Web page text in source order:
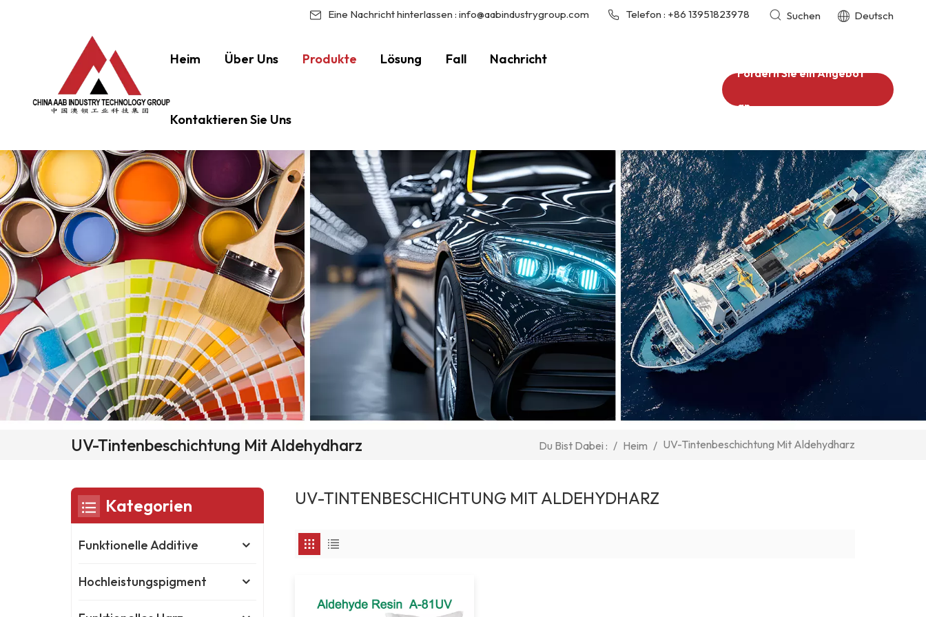
Eine Nachricht hinterlassen : info@aabindustrygroup.com Telefon : +86 13951823978 Suchen Deutsch
Heim Über Uns Produkte Lösung Fall Nachricht
Kontaktieren Sie Uns
Fordern Sie ein Angebot
an
UV-Tintenbeschichtung Mit Aldehydharz Du Bist Dabei : / Heim / UV-Tintenbeschichtung Mit Aldehydharz
UV-TINTENBESCHICHTUNG MIT ALDEHYDHARZ
Kategorien
Funktionelle Additive
Hochleistungspigment